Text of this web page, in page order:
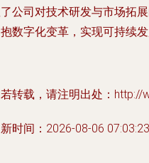
公司对技术研发与市场拓
数字化变革，实现可持续发
转载，请注明出处：
时间：2026-08-06 07:03:23